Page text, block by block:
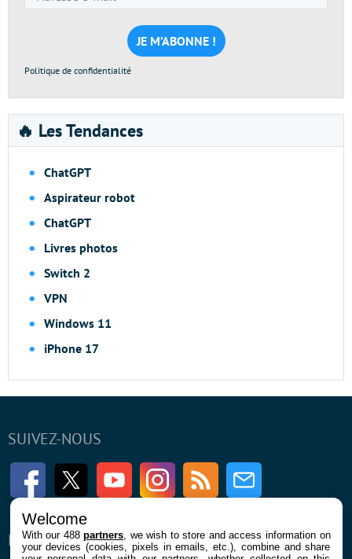
e-
mail
*
Politique de confidentialité
🔥 Les Tendances
ChatGPT
Aspirateur robot
ChatGPT
Livres photos
Switch 2
VPN
Windows 11
iPhone 17
SUIVEZ-NOUS
FacebookTwitter Youtube InstagramRSS Newsletter
ENTREPRISE À PROPOS
Welcome
With our 488partners , we wish to store and access information on
your devices (cookies, pixels in emails, etc.), combine and share